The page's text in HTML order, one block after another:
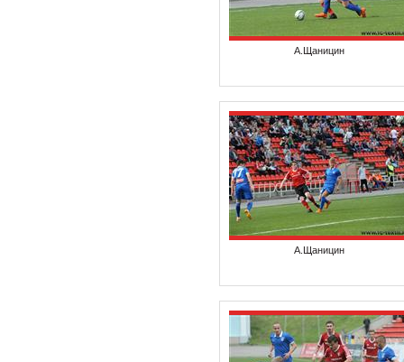
А.Щаницин
А.Щаницин